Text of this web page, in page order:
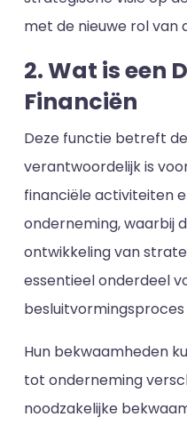
met de nieuwe rol van
2. Wat is een
Financiën
Deze functie betreft
verantwoordelijk is
financiële activiteiten
onderneming, waarbij
ontwikkeling van
essentieel onderdeel
Hun bekwaamheden
tot onderneming
noodzakelijke